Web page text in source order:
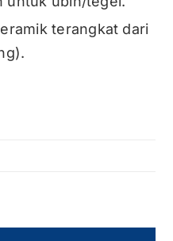
terangkat dari